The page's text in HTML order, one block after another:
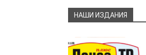
НАШИ ИЗДАНИЯ